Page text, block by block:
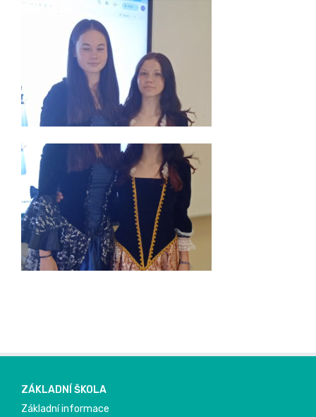
ZÁKLADNÍ ŠKOLA
Základní informace